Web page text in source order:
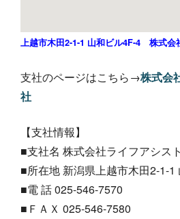
上越市木田2-1-1 山和ビル4F-4 株式
支社のページはこちら→株式会
社
【支社情報】
■支社名 株式会社ライフアシ
■所在地 新潟県上越市木田2-1-1
■電 話 025-546-7570
■ＦＡＸ 025-546-7580